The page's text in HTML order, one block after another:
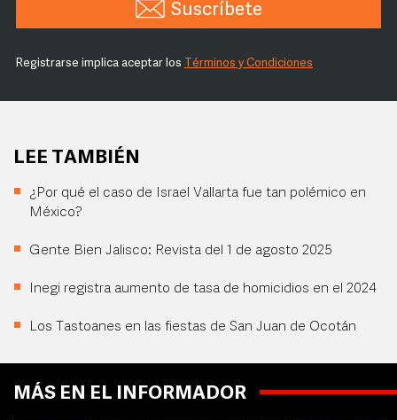
Suscríbete
Registrarse implica aceptar los Términos y Condiciones
LEE TAMBIÉN
¿Por qué el caso de Israel Vallarta fue tan polémico en
México?
Gente Bien Jalisco: Revista del 1 de agosto 2025
Inegi registra aumento de tasa de homicidios en el 2024
Los Tastoanes en las fiestas de San Juan de Ocotán
MÁS EN EL INFORMADOR